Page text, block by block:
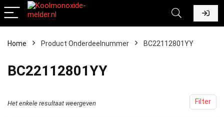
Home Product Onderdeelnummer ‎BC22112801YY
‎BC22112801YY
Filter
Het enkele resultaat weergeven